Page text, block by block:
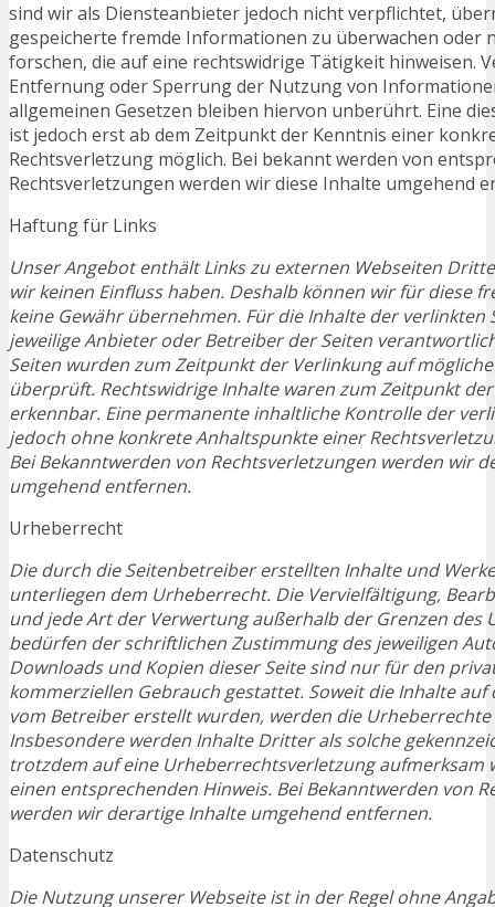
sind wir als Diensteanbieter jedoch nicht verpflichtet,
gespeicherte fremde Informationen zu überwachen oder
forschen, die auf eine rechtswidrige Tätigkeit hinweisen.
Entfernung oder Sperrung der Nutzung von
allgemeinen Gesetzen bleiben hiervon unberührt. Eine
ist jedoch erst ab dem Zeitpunkt der Kenntnis einer
Rechtsverletzung möglich. Bei bekannt werden von
Rechtsverletzungen werden wir diese Inhalte umgehend
Haftung für Links
Unser Angebot enthält Links zu externen Webseiten
wir keinen Einfluss haben. Deshalb können wir für diese
keine Gewähr übernehmen. Für die Inhalte der verlinkten
jeweilige Anbieter oder Betreiber der Seiten
Seiten wurden zum Zeitpunkt der Verlinkung auf
überprüft. Rechtswidrige Inhalte waren zum Zeitpunkt
erkennbar. Eine permanente inhaltliche Kontrolle der
jedoch ohne konkrete Anhaltspunkte einer
Bei Bekanntwerden von Rechtsverletzungen werden wir
umgehend entfernen.
Urheberrecht
Die durch die Seitenbetreiber erstellten Inhalte und
unterliegen dem Urheberrecht. Die Vervielfältigung,
und jede Art der Verwertung außerhalb der Grenzen des
bedürfen der schriftlichen Zustimmung des jeweiligen
Downloads und Kopien dieser Seite sind nur für den
kommerziellen Gebrauch gestattet. Soweit die Inhalte auf
vom Betreiber erstellt wurden, werden die
Insbesondere werden Inhalte Dritter als solche
trotzdem auf eine Urheberrechtsverletzung aufmerksam
einen entsprechenden Hinweis. Bei Bekanntwerden von
werden wir derartige Inhalte umgehend entfernen.
Datenschutz
Die Nutzung unserer Webseite ist in der Regel ohne